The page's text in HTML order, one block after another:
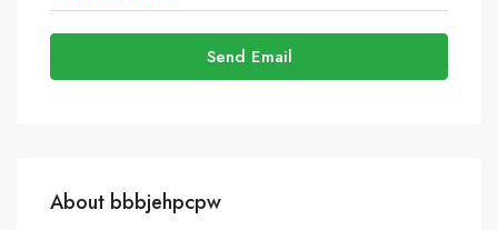
Send Email
About bbbjehpcpw